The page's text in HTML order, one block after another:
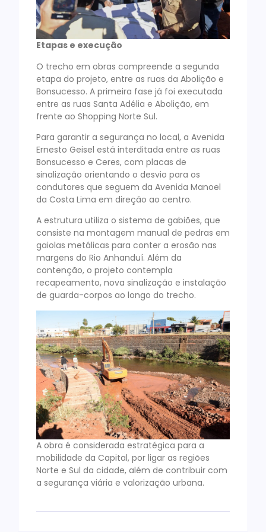
Etapas e execução
O trecho em obras compreende a segunda
etapa do projeto, entre as ruas da Abolição e
Bonsucesso. A primeira fase já foi executada
entre as ruas Santa Adélia e Abolição, em
frente ao Shopping Norte Sul.
Para garantir a segurança no local, a Avenida
Ernesto Geisel está interditada entre as ruas
Bonsucesso e Ceres, com placas de
sinalização orientando o desvio para os
condutores que seguem da Avenida Manoel
da Costa Lima em direção ao centro.
A estrutura utiliza o sistema de gabiões, que
consiste na montagem manual de pedras em
gaiolas metálicas para conter a erosão nas
margens do Rio Anhanduí. Além da
contenção, o projeto contempla
recapeamento, nova sinalização e instalação
de guarda-corpos ao longo do trecho.
A obra é considerada estratégica para a
mobilidade da Capital, por ligar as regiões
Norte e Sul da cidade, além de contribuir com
a segurança viária e valorização urbana.